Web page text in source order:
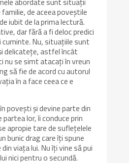
de aceea poveștile
iubit de la prima lectură.
dar fără a fi deloc predici
cuminte. Nu, situațiile sunt
delicatețe, astfel încât
nu se simt atacați în vreun
să fie de acord cu autorul
în a face ceea ce e
povești și devine parte din
partea lor, îi conduce prin
apropie tare de suflețelele
bunic drag care îți spune
viața lui. Nu îți vine să pui
nici pentru o secundă.